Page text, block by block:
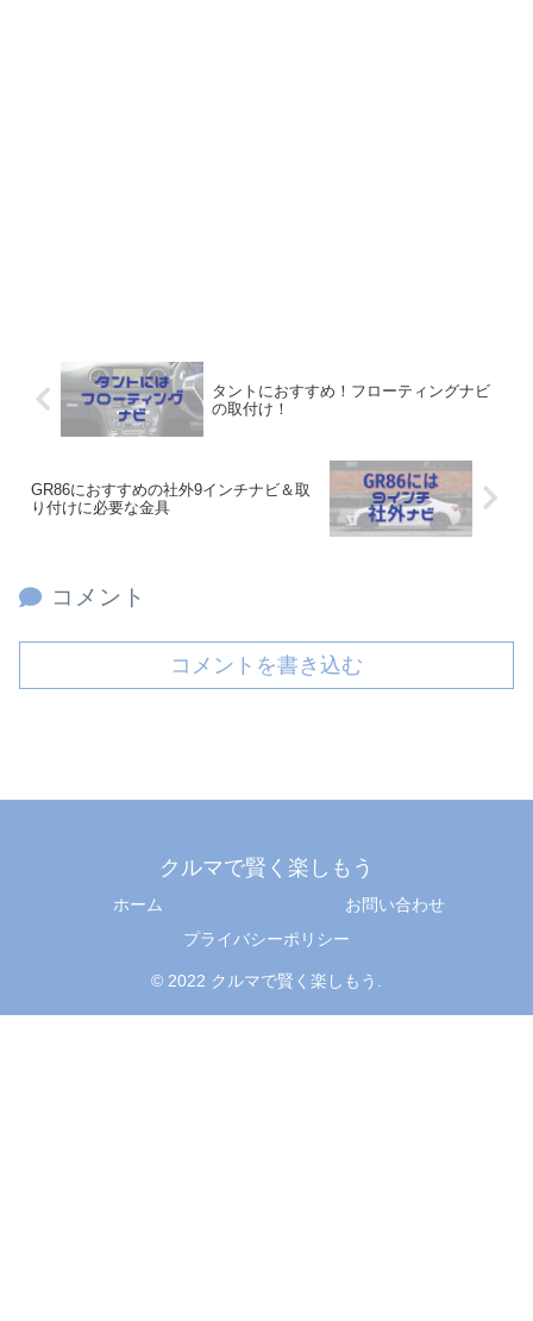
タントにおすすめ！フローティングナビ
の取付け！
GR86におすすめの社外9インチナビ＆取
り付けに必要な金具
コメント
コメントを書き込む
クルマで賢く楽しもう
ホーム
お問い合わせ
プライバシーポリシー
© 2022 クルマで賢く楽しもう.